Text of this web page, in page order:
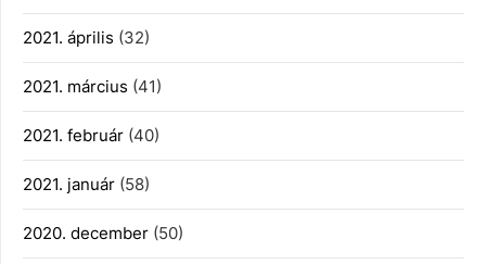
2021. április (32)
2021. március (41)
2021. február (40)
2021. január (58)
2020. december (50)